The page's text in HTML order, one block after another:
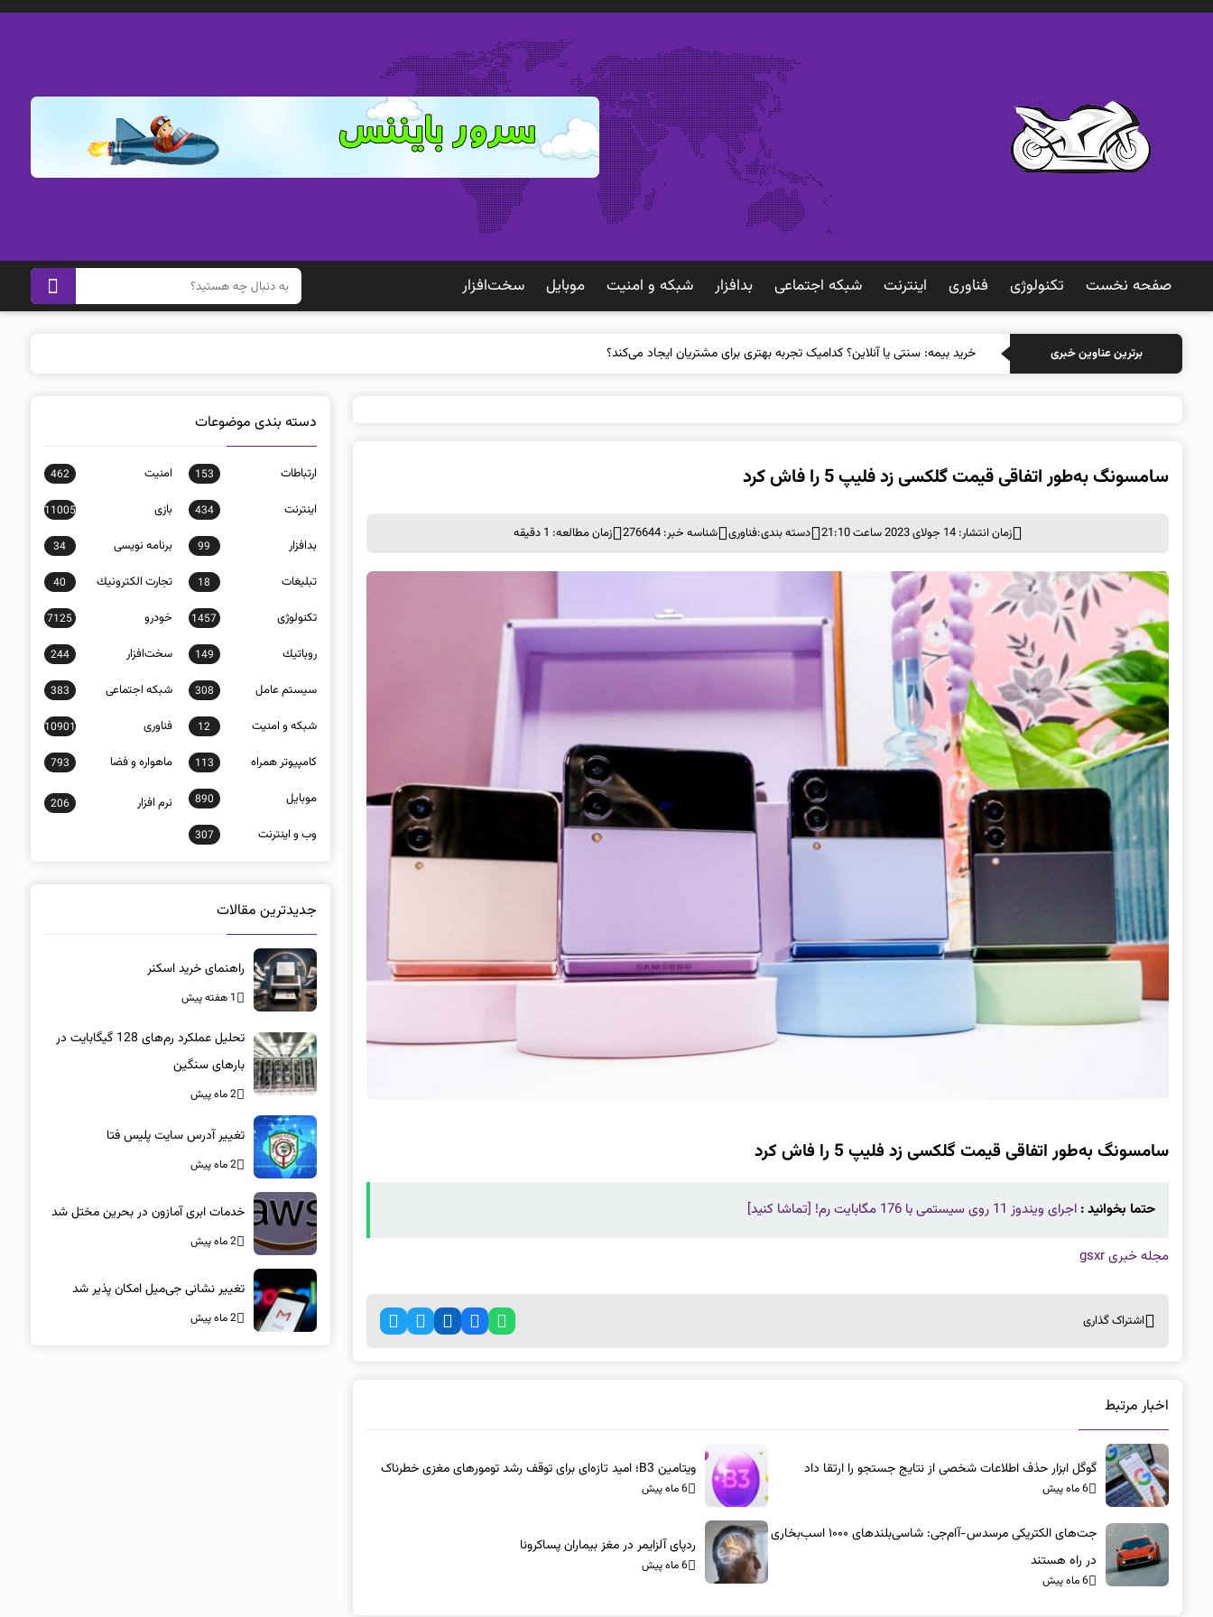
صفحه نخست تکنولوژی فناوری اينترنت شبكه اجتماعی بدافزار شبكه و امنيت موبايل سخت‌افزار
برترین عناوین خبری خرید بیمه: سنتی یا آنلاین؟ کدامیک تجربه بهتری برای مشتریان ایجاد می‌کند؟
سامسونگ به‌طور اتفاقی قیمت گلکسی زد فلیپ 5 را فاش کرد
زمان انتشار: 14 جولای 2023 ساعت 21:10 دسته بندی:فناوری شناسه خبر: 276644 زمان مطالعه: 1 دقیقه
سامسونگ به‌طور اتفاقی قیمت گلکسی زد فلیپ 5 را فاش کرد
حتما بخوانید : اجرای ویندوز 11 روی سیستمی با 176 مگابایت رم! [تماشا کنید]
مجله خبری gsxr
اشتراک گذاری
اخبار مرتبط
گوگل ابزار حذف اطلاعات شخصی از نتایج جستجو را ارتقا داد
6 ماه پیش
ویتامین B3؛ امید تازه‌ای برای توقف رشد تومورهای مغزی خطرناک
6 ماه پیش
جت‌های الکتریکی مرسدس-آام‌جی: شاسی‌بلندهای ۱۰۰۰ اسب‌بخاری
در راه هستند
6 ماه پیش
ردپای آلزایمر در مغز بیماران پساکرونا
6 ماه پیش
دسته بندی موضوعات
ارتباطات 153 امنيت 462
اينترنت 434 بازی 11005
بدافزار 99 برنامه نويسی 34
تبلیغات 18 تجارت الكترونيك 40
تکنولوژی 1457 خودرو 7125
روباتيك 149 سخت‌افزار 244
سيستم عامل 308 شبكه اجتماعی 383
شبكه و امنيت 12 فناوری 10901
كامپيوتر همراه 113 ماهواره و فضا 793
موبايل 890 نرم افزار 206
وب و اينترنت 307
جدیدترین مقالات
راهنمای خرید اسکنر
1 هفته پیش
تحلیل عملکرد رم‌های 128 گیگابایت در
بارهای سنگین
2 ماه پیش
تغییر آدرس سایت پلیس فتا
2 ماه پیش
خدمات ابری آمازون در بحرین مختل شد
2 ماه پیش
تغییر نشانی جی‌میل امکان پذیر شد
2 ماه پیش